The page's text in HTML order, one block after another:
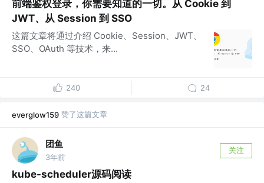
前端鉴权登录，你需要知道的一切。从 Cookie 到
JWT、从 Session 到 SSO
这篇文章将通过介绍 Cookie、Session、JWT、
SSO、OAuth 等技术，来...
240 24
everglow159 赞了这篇文章
团鱼
3年前
关注
kube-scheduler源码阅读